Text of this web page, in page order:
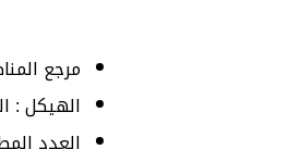
مرجع المناظرة
الهيكل :
العدد